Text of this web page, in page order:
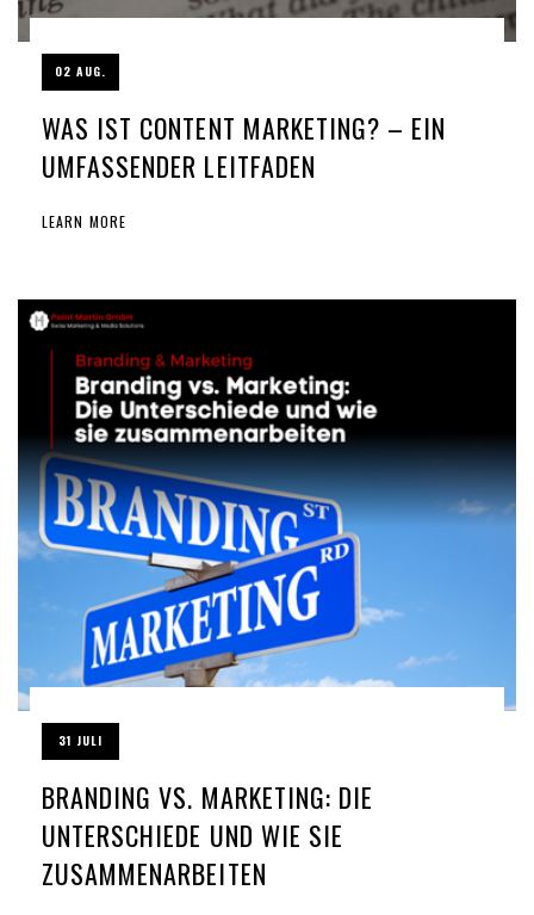
02 AUG.
WAS IST CONTENT MARKETING? – EIN
UMFASSENDER LEITFADEN
LEARN MORE
31 JULI
BRANDING VS. MARKETING: DIE
UNTERSCHIEDE UND WIE SIE
ZUSAMMENARBEITEN